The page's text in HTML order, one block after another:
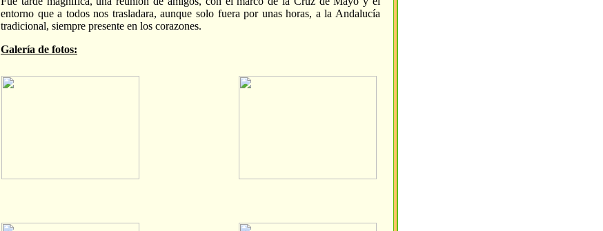
entorno que a todos nos trasladara, aunque solo fuera por unas horas, a la Andalucía
tradicional, siempre presente en los corazones.
Galería de fotos: